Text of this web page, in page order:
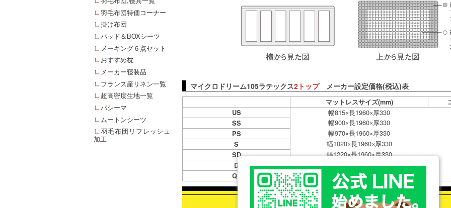
羽毛布団特価コーナー
掛け布団
パッド＆BOXシーツ
メーキング６点セット
おすすめ枕
メーカー寝装品
フランス産リネン一覧
超高密度生地一覧
パシーマ
ムートンシーツ
羽毛布団リフレッシュ
加工
マイクロドリーム105ラテックス2トップメーカー設定価格(税込)表
マットレスサイズ(mm)
US
幅815×長1960×厚330
SS 幅900×長1960×厚330
PS 幅970×長1960×厚330
S 幅1020×長1960×厚330
SD 幅1220×長1960×厚330
D 幅1390×長1960×厚330
Q1 幅1500×長1960×厚330